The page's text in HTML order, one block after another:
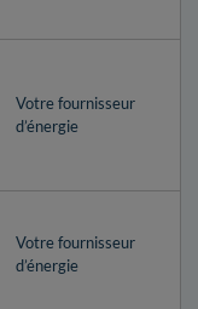
Votre fournisseur
d’énergie
Votre fournisseur
d’énergie